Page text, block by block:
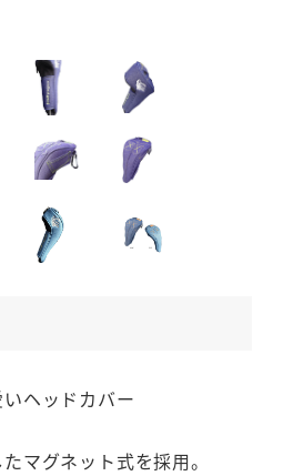
ヘッドカバー
マグネット式を採用。